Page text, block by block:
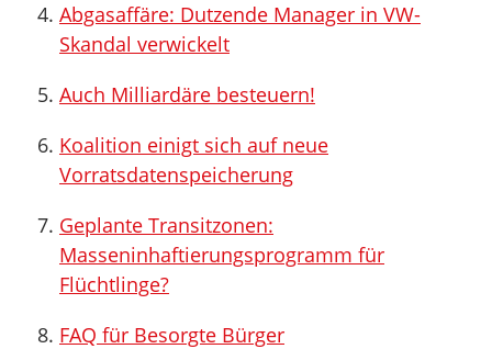
Abgasaffäre: Dutzende Manager in VW-
Skandal verwickelt
Auch Milliardäre besteuern!
Koalition einigt sich auf neue
Vorratsdatenspeicherung
Geplante Transitzonen:
Masseninhaftierungsprogramm für
Flüchtlinge?
FAQ für Besorgte Bürger